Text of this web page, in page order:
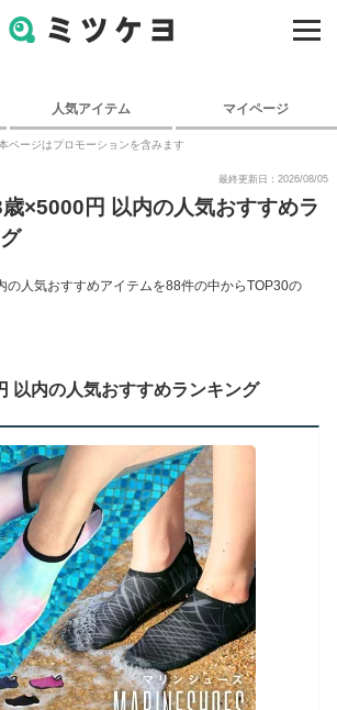
人気アイテム マイページ
ページはプロモーションを含みます
最終更新日：2026/08/05
×5000円 以内の人気おすすめラ
の人気おすすめアイテムを88件の中からTOP30の
以内の人気おすすめランキング